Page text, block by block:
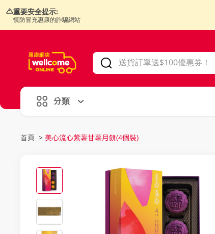
重要安全提示:
慎防冒充惠康的詐騙網站
分類
首頁 > 美心流心紫薯甘薯月餅(4個裝)